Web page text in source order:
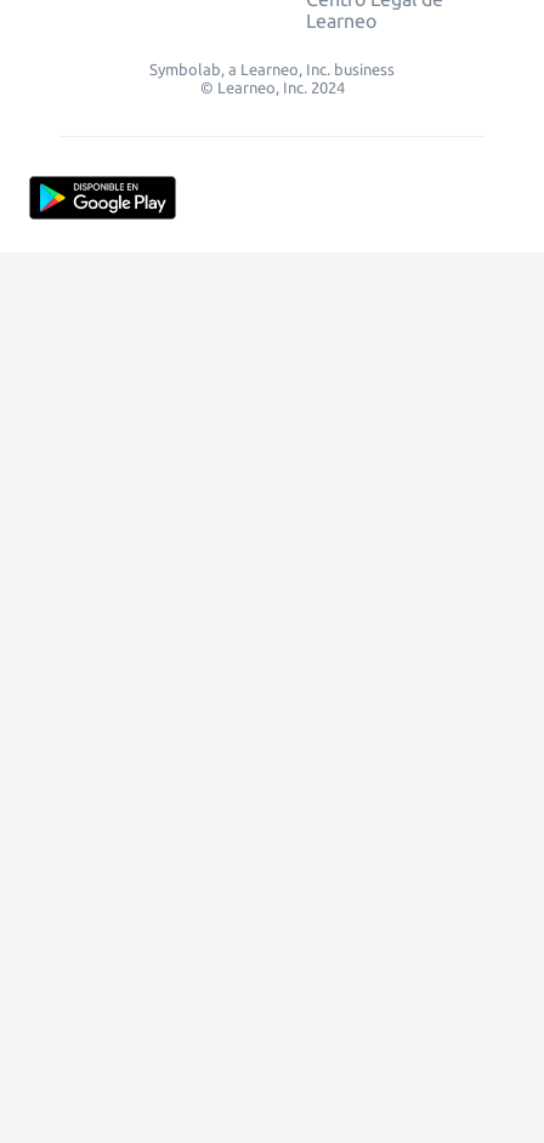
Learneo
Symbolab, a Learneo, Inc. business
© Learneo, Inc. 2024